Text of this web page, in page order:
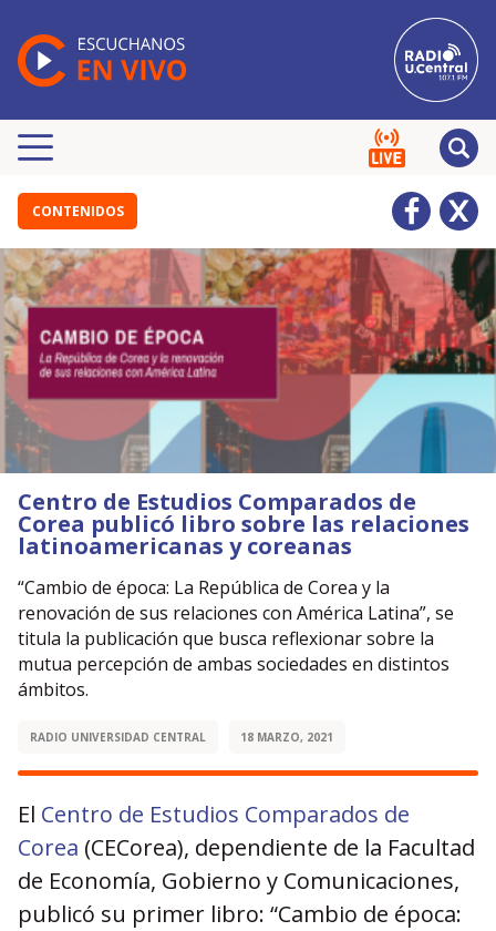
CONTENIDOS
Centro de Estudios Comparados de
Corea publicó libro sobre las relaciones
latinoamericanas y coreanas
“Cambio de época: La República de Corea y la
renovación de sus relaciones con América Latina”, se
titula la publicación que busca reflexionar sobre la
mutua percepción de ambas sociedades en distintos
ámbitos.
RADIO UNIVERSIDAD CENTRAL 18 MARZO, 2021
El Centro de Estudios Comparados de
Corea (CECorea), dependiente de la Facultad
de Economía, Gobierno y Comunicaciones,
publicó su primer libro: “Cambio de época: